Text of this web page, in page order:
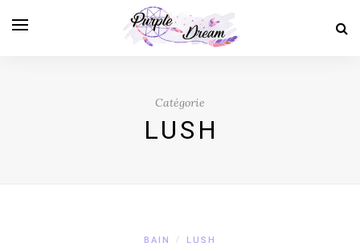
Catégorie
LUSH
BAIN / LUSH